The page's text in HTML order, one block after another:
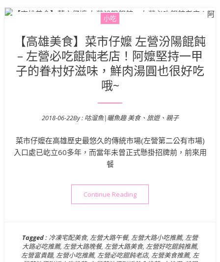
小吃
【高雄美食】菜市仔嬤 左營汾陽餛飩
– 左營必吃餛飩老店！阿嬤堅持一甲
子的眷村好滋味，鮮肉湯圓也很好吃
哦~
Posted on
2018-06-22By : 咕溜魚|曬魚趣 美食、旅遊、親子
菜市仔嬤在高雄歷史最悠久的傳統市場(左營第二公有市場)
入口處已屹立60多年，而當年未曾正式懸掛招牌前，前來用
餐
Continue Reading“【高雄美食】菜市仔嬤 左
Tagged : 冷凍宅配美食, 左營大路午餐, 左營大路小吃推薦, 左營
大路必吃推薦, 左營大路晚餐, 左營大路美食, 左營好吃餛飩推薦,
左營富貴麵, 左營小吃推薦, 左營必吃餛飩老店, 左營美食推薦, 左